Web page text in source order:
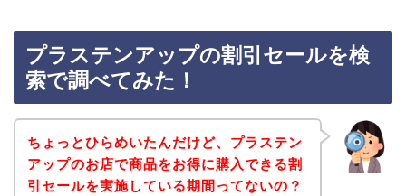
プラステンアップの割引セールを検
索で調べてみた！
ちょっとひらめいたんだけど、プラステン
アップのお店で商品をお得に購入できる割
引セールを実施している期間ってないの？